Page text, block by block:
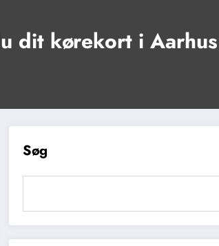
dit kørekort i Aarhus
Søg